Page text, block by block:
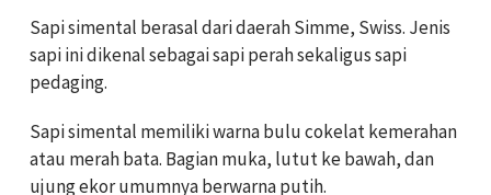
Sapi simental berasal dari daerah Simme, Swiss. Jenis
sapi ini dikenal sebagai sapi perah sekaligus sapi
pedaging.
Sapi simental memiliki warna bulu cokelat kemerahan
atau merah bata. Bagian muka, lutut ke bawah, dan
ujung ekor umumnya berwarna putih.